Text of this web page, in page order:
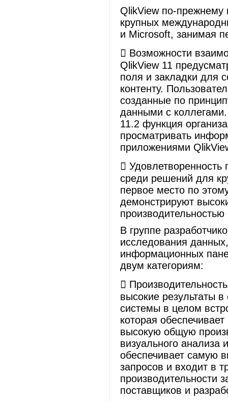
QlikView по-прежнему
крупных
и Microsoft, занимая
​ Возможности
QlikView 11
поля и закладки для
контенту.
созданные по
данными с
11.2 функция
просматривать
приложениями
​
среди решений для
первое место по
демонстрируют
В группе
исследования
информационных
двум категориям:
​
высокие результаты
системы в целом
которая
высокую общую
визуального анализа
обеспечивает самую
запросов и входит в
производительности
поставщиков и